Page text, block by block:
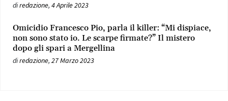
diredazione, 4 Aprile 2023
Omicidio Francesco Pio, parla il killer: “Mi dispiace,
non sono stato io. Le scarpe firmate?” Il mistero
dopo gli spari a Mergellina
diredazione, 27 Marzo 2023